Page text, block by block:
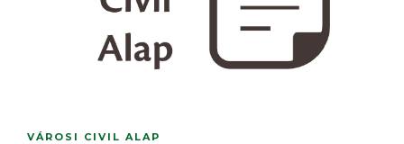
VÁROSI CIVIL ALAP